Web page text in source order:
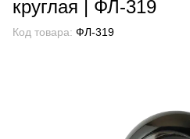
круглая | ФЛ-319
Код товара: ФЛ-319